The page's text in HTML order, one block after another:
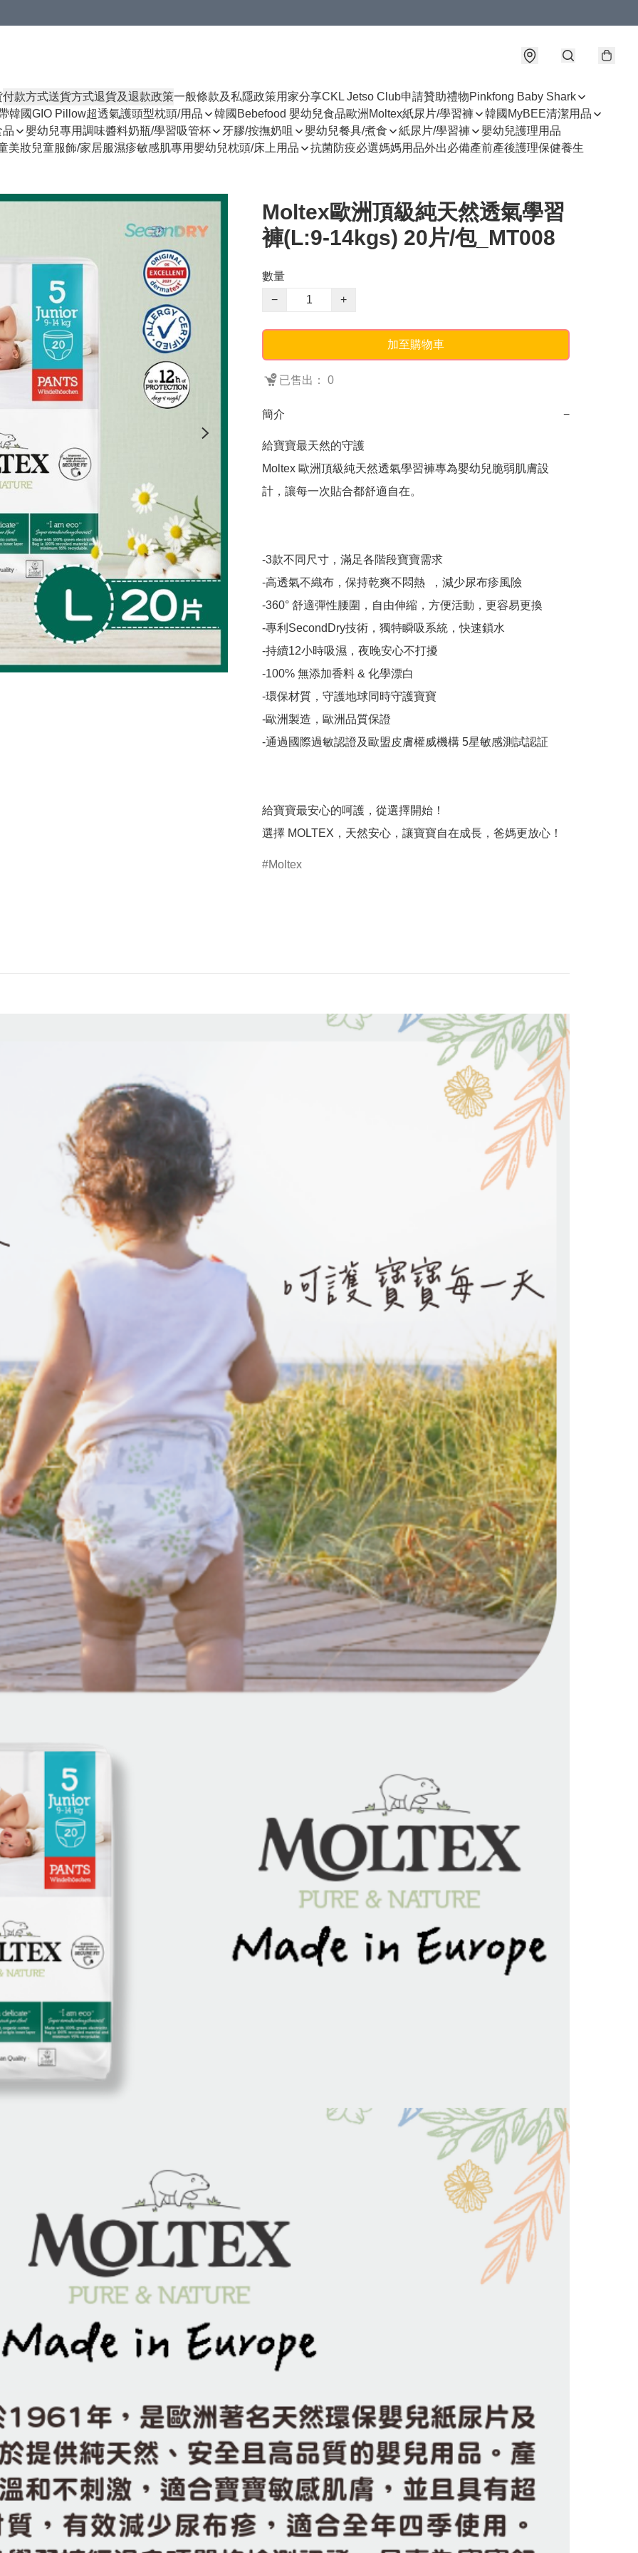
付款方式送貨方式退貨及退款政策一般條款及私隱政策用家分享CKL Jetso Club申請贊助禮物Pinkfong Baby Shark
韓國GIO Pillow超透氣護頭型枕頭/用品 韓國Bebefood 嬰幼兒食品歐洲Moltex紙尿片/學習褲
韓國MyBEE清潔用品
品
嬰幼兒專用調味醬料奶瓶/學習吸管杯 牙膠/按撫奶咀 嬰幼兒餐具/煮食 紙尿片/學習褲
嬰幼兒護理用品
美妝兒童服飾/家居服濕疹敏感肌專用嬰幼兒枕頭/床上用品 抗菌防疫必選媽媽用品外出必備產前產後護理保健養生
Moltex歐洲頂級純天然透氣學習
褲(L:9-14kgs) 20片/包_MT008
數量
−
+
加至購物車
已售出： 0
簡介 −
給寶寶最天然的守護
Moltex 歐洲頂級純天然透氣學習褲專為嬰幼兒脆弱肌膚設
計，讓每一次貼合都舒適自在。
-3款不同尺寸，滿足各階段寶寶需求
-高透氣不織布，保持乾爽不悶熱  ，減少尿布疹風險
-360° 舒適彈性腰圍，自由伸縮，方便活動，更容易更換
-專利SecondDry技術，獨特瞬吸系統，快速鎖水
-持續12小時吸濕，夜晚安心不打擾
-100% 無添加香料 & 化學漂白
-環保材質，守護地球同時守護寶寶
-歐洲製造，歐洲品質保證
-通過國際過敏認證及歐盟皮膚權威機構 5星敏感測試認証
給寶寶最安心的呵護，從選擇開始！
選擇 MOLTEX，天然安心，讓寶寶自在成長，爸媽更放心！
Moltex